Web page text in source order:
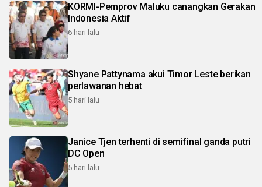
KORMI-Pemprov Maluku canangkan Gerakan
Indonesia Aktif
6 hari lalu
Shyane Pattynama akui Timor Leste berikan
perlawanan hebat
5 hari lalu
Janice Tjen terhenti di semifinal ganda putri
DC Open
5 hari lalu